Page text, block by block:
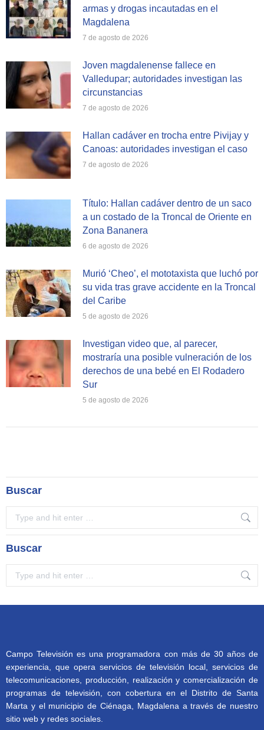
armas y drogas incautadas en el
Magdalena
7 de agosto de 2026
Joven magdalenense fallece en
Valledupar; autoridades investigan las
circunstancias
7 de agosto de 2026
Hallan cadáver en trocha entre Pivijay y
Canoas: autoridades investigan el caso
7 de agosto de 2026
Título: Hallan cadáver dentro de un saco
a un costado de la Troncal de Oriente en
Zona Bananera
6 de agosto de 2026
Murió ‘Cheo’, el mototaxista que luchó por
su vida tras grave accidente en la Troncal
del Caribe
5 de agosto de 2026
Investigan video que, al parecer,
mostraría una posible vulneración de los
derechos de una bebé en El Rodadero
Sur
5 de agosto de 2026
Buscar
Buscar
Campo Televisión es una programadora con más de 30 años de
experiencia, que opera servicios de televisión local, servicios de
telecomunicaciones, producción, realización y comercialización de
programas de televisión, con cobertura en el Distrito de Santa
Marta y el municipio de Ciénaga, Magdalena a través de nuestro
sitio web y redes sociales.